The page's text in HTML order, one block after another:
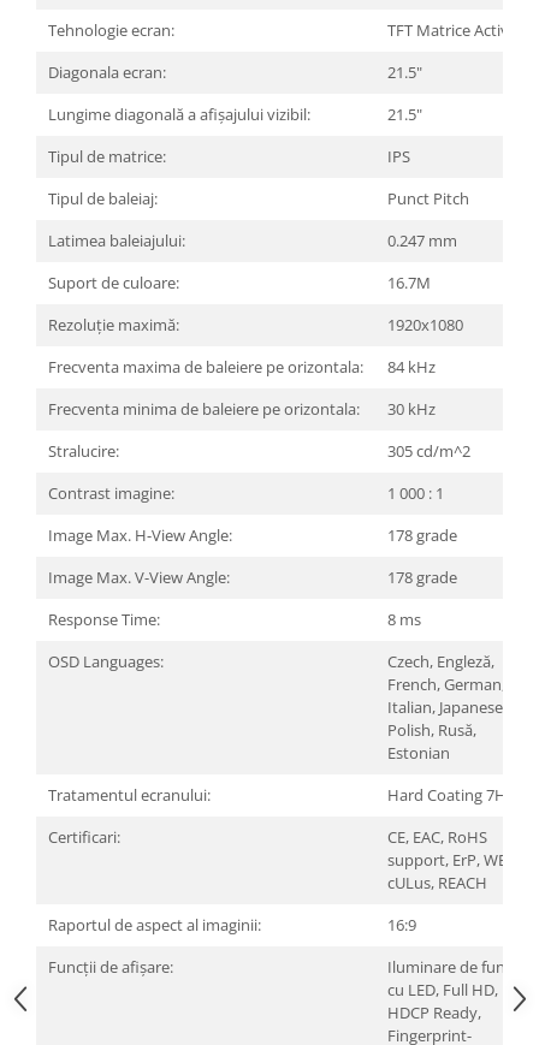
Cooler
Servere & Componente
Componente Server
Servere
Software
Retelistica & Supraveghere
TV, Multimedia & Electronice
Foto & Video
Firewall
Antivirus
Tehnologie ecran:
TFT Matrice Activa
Diagonala ecran:
21.5"
Lungime diagonală a afișajului vizibil:
21.5"
Tipul de matrice:
IPS
Tipul de baleiaj:
Punct Pitch
Latimea baleiajului:
0.247 mm
Suport de culoare:
16.7M
Rezoluție maximă:
1920x1080
Frecventa maxima de baleiere pe orizontala:
84 kHz
Frecventa minima de baleiere pe orizontala:
30 kHz
Stralucire:
305 cd/m^2
Contrast imagine:
1 000 : 1
Image Max. H-View Angle:
178 grade
Image Max. V-View Angle:
178 grade
Response Time:
8 ms
OSD Languages:
Czech, Engleză,
French, German,
Italian, Japanese,
Polish, Rusă,
Estonian
Tratamentul ecranului:
Hard Coating 7H
Certificari:
CE, EAC, RoHS
support, ErP, WEEE,
cULus, REACH
Raportul de aspect al imaginii:
16:9
Funcții de afișare:
Iluminare de fundal
cu LED, Full HD,
HDCP Ready,
Fingerprint-